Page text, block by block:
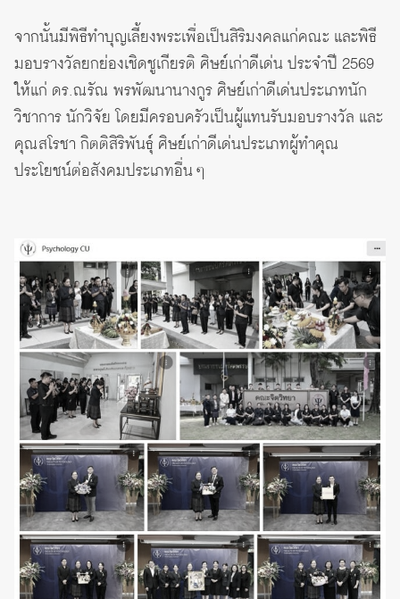
จากนั้นมีพิธีทำบุญเลี้ยงพระเพื่อเป็นสิริมงคลแก่คณะ และพิธี
มอบรางวัลยกย่องเชิดชูเกียรติ ศิษย์เก่าดีเด่น ประจำปี 2569
ให้แก่ ดร.ณรัณ พรพัฒนานางกูร ศิษย์เก่าดีเด่นประเภทนัก
วิชาการ นักวิจัย โดยมีครอบครัวเป็นผู้แทนรับมอบรางวัล และ
คุณสโรชา กิตติสิริพันธุ์ ศิษย์เก่าดีเด่นประเภทผู้ทำคุณ
ประโยชน์ต่อสังคมประเภทอื่น ๆ